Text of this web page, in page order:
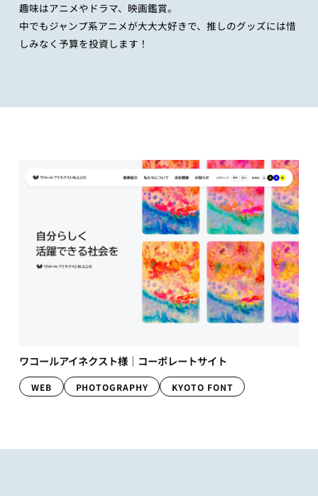
趣味はアニメやドラマ、映画鑑賞。
中でもジャンプ系アニメが大大大好きで、推しのグッズには惜
しみなく予算を投資します！
ワコールアイネクスト様｜コーポレートサイト
WEB PHOTOGRAPHY KYOTO FONT